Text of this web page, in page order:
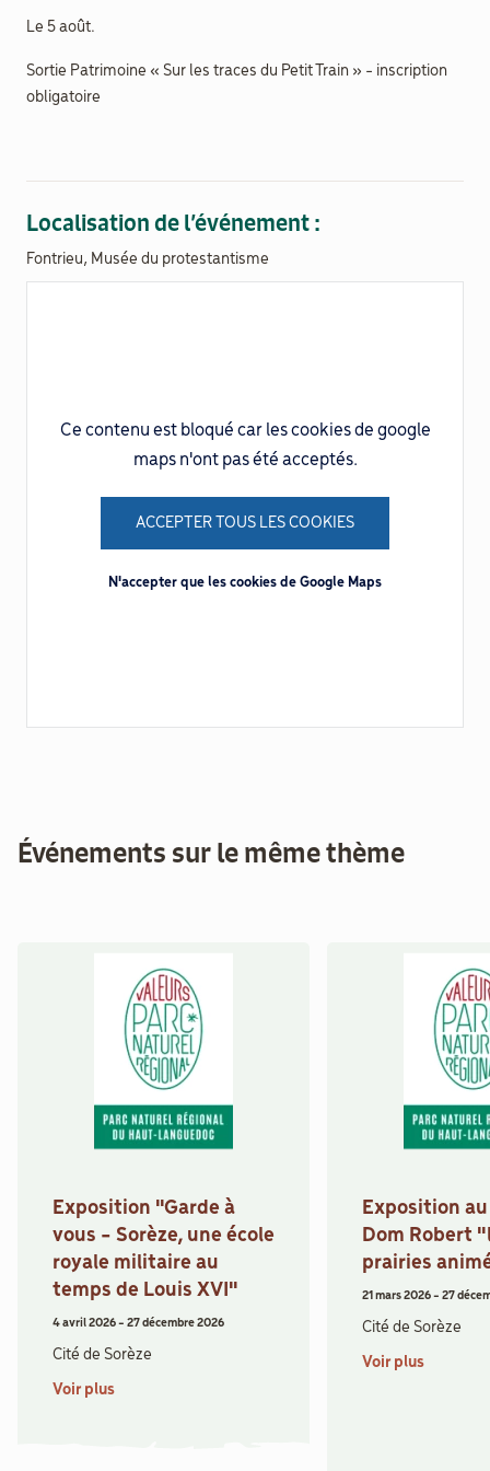
Recherche
Le 5 août.
Sortie Patrimoine « Sur les traces du Petit Train » - inscription
obligatoire
Localisation de l’événement :
Fontrieu, Musée du protestantisme
Ce contenu est bloqué car les cookies de google
maps n'ont pas été acceptés.
ACCEPTER TOUS LES COOKIES
N'accepter que les cookies de Google Maps
Événements sur le même thème
Exposition "Garde à
vous - Sorèze, une école
royale militaire au
temps de Louis XVI"
4 avril 2026- 27 décembre 2026
Cité de Sorèze
Voir plus
Exposition
Dom Robert
prairies
21 mars 2026- 27
Cité de Sorèze
Voir plus